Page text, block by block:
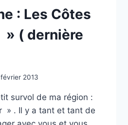
: Les Côtes
» ( dernière
février 2013
survol de ma région :
» . Il y a tant et tant de